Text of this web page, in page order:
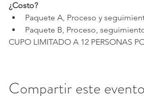
¿Costo?
Paquete A, Proceso y
Paquete B, Proceso,
CUPO LIMITADO A 12 PERSONAS
Compartir este evento